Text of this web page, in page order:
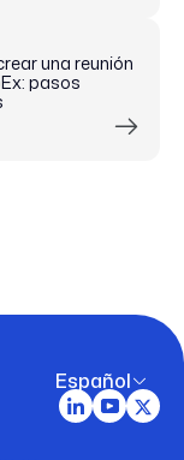
una reunión
pasos
Español